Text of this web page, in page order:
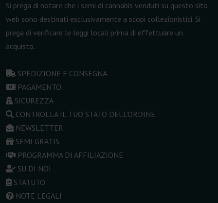
Si prega di notare che i semi di cannabis venduti su questo sito
web sono destinati esclusivamente a scopi collezionistici. Si
prega di verificare le leggi locali prima di effettuare un
acquisto.
SPEDIZIONE E CONSEGNA
PAGAMENTO
SICUREZZA
CONTROLLA IL TUO STATO DELL'ORDINE
NEWSLETTER
SEMI GRATIS
PROGRAMMA DI AFFILIAZIONE
SU DI NOI
STATUTO
NOTE LEGALI